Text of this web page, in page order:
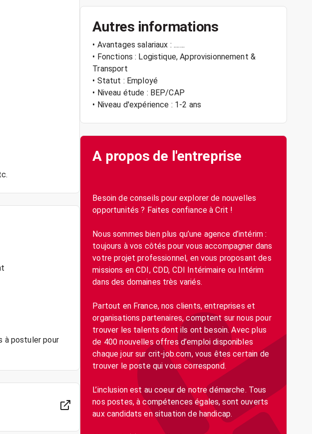
à postuler pour
Autres informations
• Avantages salariaux : .......
• Fonctions : Logistique, Approvisionnement &
Transport
• Statut : Employé
• Niveau étude : BEP/CAP
• Niveau d'expérience : 1-2 ans
A propos de l'entreprise
Besoin de conseils pour explorer de nouvelles
opportunités ? Faites confiance à Crit !
Nous sommes bien plus qu’une agence d’intérim :
toujours à vos côtés pour vous accompagner dans
votre projet professionnel, en vous proposant des
missions en CDI, CDD, CDI Intérimaire ou Intérim
dans des domaines très variés.
Partout en France, nos clients, entreprises et
organisations partenaires, comptent sur nous pour
trouver les talents dont ils ont besoin. Avec plus
de 400 nouvelles offres d’emploi disponibles
chaque jour sur crit-job.com, vous êtes certain de
trouver le poste qui vous correspond.
L’inclusion est au coeur de notre démarche. Tous
nos postes, à compétences égales, sont ouverts
aux candidats en situation de handicap.